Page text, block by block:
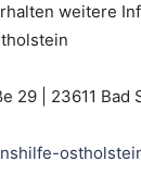
weitere
29 | 23611 Bad